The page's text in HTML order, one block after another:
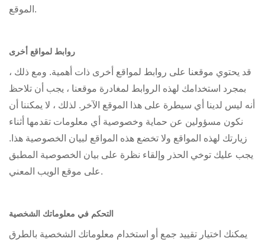
الموقع.
روابط لمواقع أخرى
قد يحتوي موقعنا على روابط لمواقع أخرى ذات أهمية. ومع ذلك ،
بمجرد استخدامك لهذه الروابط لمغادرة موقعنا ، يجب أن تلاحظ
أنه ليس لدينا أي سيطرة على هذا الموقع الآخر. لذلك ، لا يمكننا أن
نكون مسؤولين عن حماية وخصوصية أي معلومات تقدمها أثناء
زيارتك لهذه المواقع ولا تخضع هذه المواقع لبيان الخصوصية هذا.
يجب عليك توخي الحذر وإلقاء نظرة على بيان الخصوصية المطبق
على موقع الويب المعني.
التحكم في معلوماتك الشخصية
يمكنك اختيار تقييد جمع أو استخدام معلوماتك الشخصية بالطرق